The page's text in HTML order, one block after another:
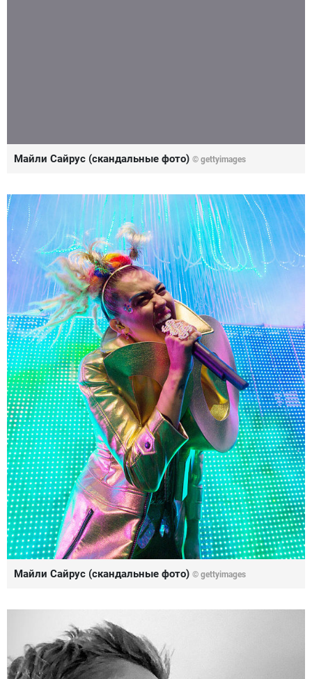
Майли Сайрус (скандальные фото) © gettyimages
Майли Сайрус (скандальные фото) © gettyimages